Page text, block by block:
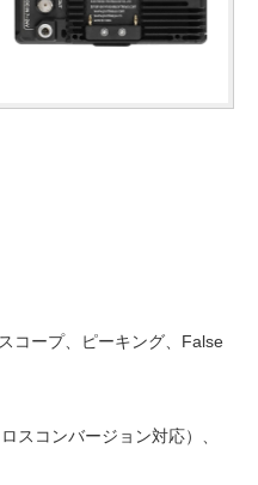
コープ、ピーキング、False
スコンバージョン対応）、